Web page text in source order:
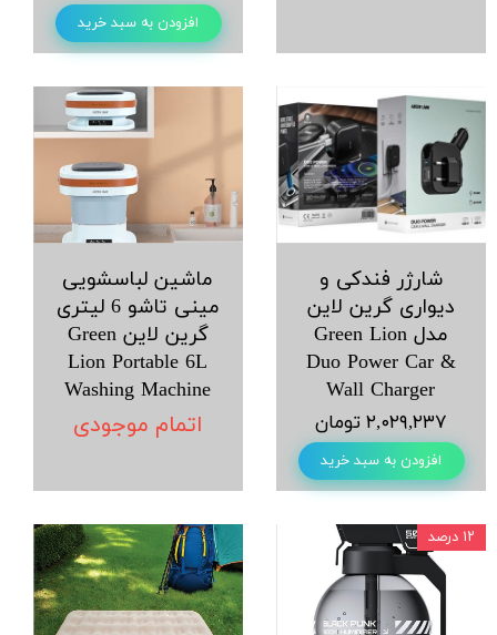
افزودن به سبد خرید
شارژر فندکی و
دیواری گرین لاین
مدل Green Lion
Duo Power Car &
Wall Charger
۲,۰۲۹,۲۳۷ تومان
افزودن به سبد خرید
ماشین لباسشویی
مینی تاشو 6 لیتری
گرین لاین Green
Lion Portable 6L
Washing Machine
اتمام موجودی
۱۲ درصد